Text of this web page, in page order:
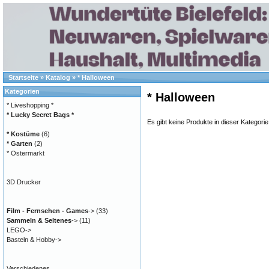
Startseite » Katalog » * Halloween
* Halloween
Es gibt keine Produkte in dieser
Kategorien
* Liveshopping *
* Lucky Secret Bags *
* Kostüme (6)
* Garten (2)
* Ostermarkt
3D Drucker
Film - Fernsehen - Games-> (33)
Sammeln & Seltenes-> (11)
LEGO->
Basteln & Hobby->